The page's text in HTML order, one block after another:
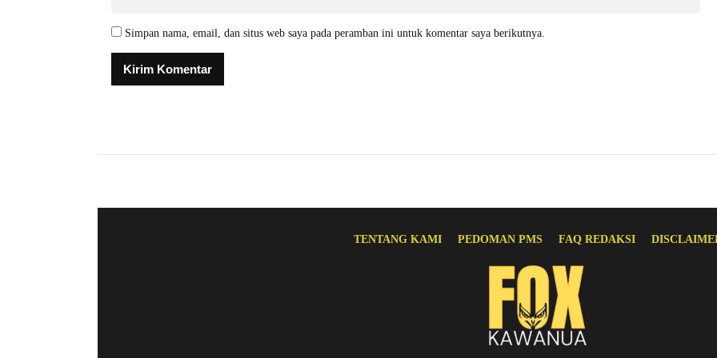
Simpan nama, email, dan situs web saya pada peramban ini untuk komentar saya berikutnya.
TENTANG KAMI PEDOMAN PMS FAQ REDAKSI